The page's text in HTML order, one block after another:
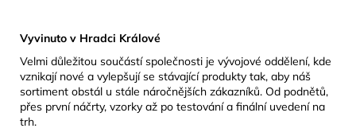
Vyvinuto v Hradci Králové
Velmi důležitou součástí společnosti je vývojové oddělení, kde
vznikají nové a vylepšují se stávající produkty tak, aby náš
sortiment obstál u stále náročnějších zákazníků. Od podnětů,
přes první náčrty, vzorky až po testování a finální uvedení na
trh.